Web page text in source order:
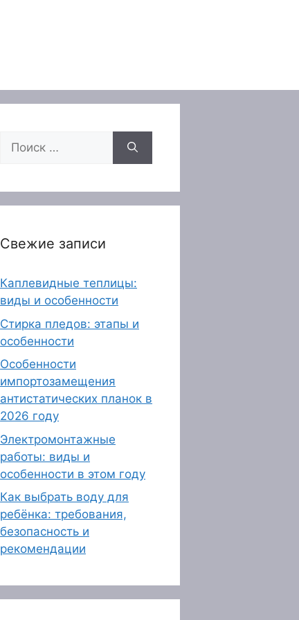
Поиск:
Свежие записи
Каплевидные теплицы:
виды и особенности
Стирка пледов: этапы и
особенности
Особенности
импортозамещения
антистатических планок в
2026 году
Электромонтажные
работы: виды и
особенности в этом году
Как выбрать воду для
ребёнка: требования,
безопасность и
рекомендации